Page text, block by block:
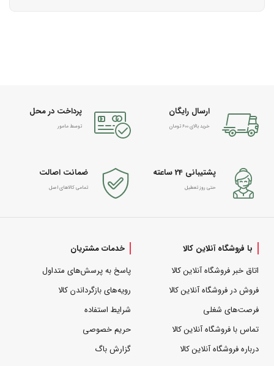
ارسال رایگان
خرید بالای 600 تومان
پرداخت در محل
توسط مامور
پشتیبانی 24 ساعته
حتی روز تعطیل
ضمانت اصالت
تمامی کالاهای اصل
با فروشگاه آنلاین کالا
اتاق خبر فروشگاه آنلاین کالا
فروش در فروشگاه آنلاین کالا
فرصت‌های شغلی
تماس با فروشگاه آنلاین کالا
درباره فروشگاه آنلاین کالا
خدمات مشتریان
پاسخ به پرسش‌های متداول
رویه‌های بازگرداندن کالا
شرایط استفاده
حریم خصوصی
گزارش باگ